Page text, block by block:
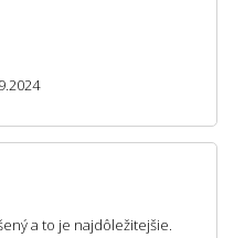
a to je najdôležitejšie.